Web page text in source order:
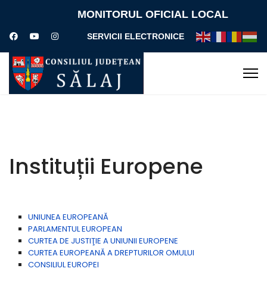
MONITORUL OFICIAL LOCAL
SERVICII ELECTRONICE
Instituții Europene
UNIUNEA EUROPEANĂ
PARLAMENTUL EUROPEAN
CURTEA DE JUSTIŢIE A UNIUNII EUROPENE
CURTEA EUROPEANĂ A DREPTURILOR OMULUI
CONSILIUL EUROPEI